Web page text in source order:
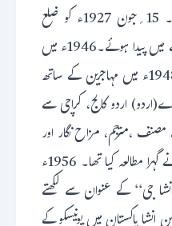
نام شیر محمد اور تخلص انشا تھا۔ 15؍جون 1927ء کو ضلع
جالندھر میں ایک کاشت کار گھرانے میں پیدا ہوئے۔1946ء میں
پنجاب یونیورسٹی سے بی اے کیا۔1948ء میں مہاجرین کے ساتھ
میں ایم اے(اردو) اردو کالج، کراچی سے
مصنف ،مترجم، مزاح نگار اور
شاعر تھے۔ ہندی ادب کا انھوں نے گہرا مطالعہ کیا تھا۔ 1956ء
جی‘‘ کے عنوان سے لکھتے